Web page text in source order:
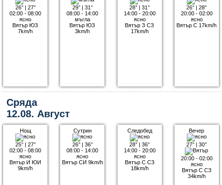
26°| 27°
02:00 - 08:00
ясно
Вятър ЮЗ
7km/h
29°| 31°
08:00 - 14:00
мъгла
Вятър ЮЗ
3km/h
28° |31°
14:00 - 20:00
ясно
Вятър З СЗ
17km/h
26° |28°
20:00 - 02:00
ясно
Вятър С 17km/h
Сряда
12.08. Август
Нощ
25°| 27°
02:00 - 08:00
ясно
Вятър И ЮИ
9km/h
Сутрин
26°| 36°
08:00 - 14:00
ясно
Вятър СИ 9km/h
Следобед
28° |36°
14:00 - 20:00
ясно
Вятър С СЗ
18km/h
Вечер
27° |30°
20:00 - 02:00
ясно
Вятър С СЗ
34km/h